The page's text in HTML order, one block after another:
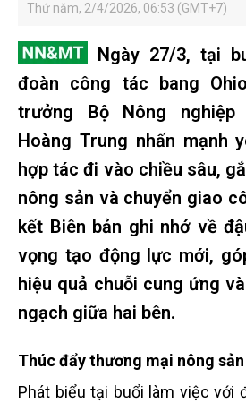
Thứ năm, 2/4/2026, 06:53 (GMT+7)
Ngày 27/3, tại
đoàn công tác bang
trưởng Bộ Nông
Hoàng Trung nhấn mạnh
hợp tác đi vào chiều sâu,
nông sản và chuyển giao
kết Biên bản ghi nhớ về
vọng tạo động lực mới,
hiệu quả chuỗi cung ứng
ngạch giữa hai bên.
Thúc đẩy thương mại nông
Phát biểu tại buổi làm việc với